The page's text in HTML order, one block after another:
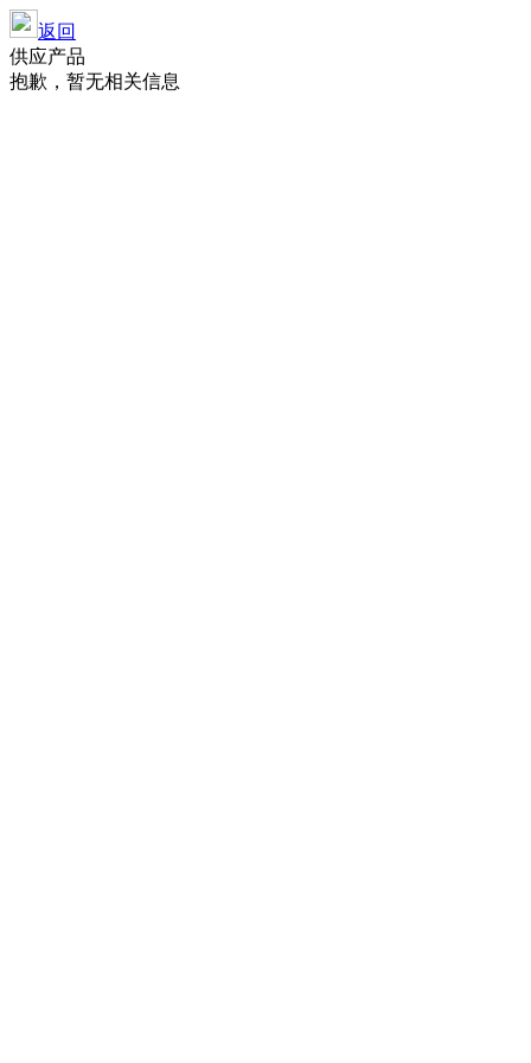
返回
供应产品
抱歉，暂无相关信息